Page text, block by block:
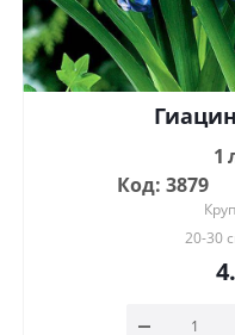
1
Код: 3879
20-30